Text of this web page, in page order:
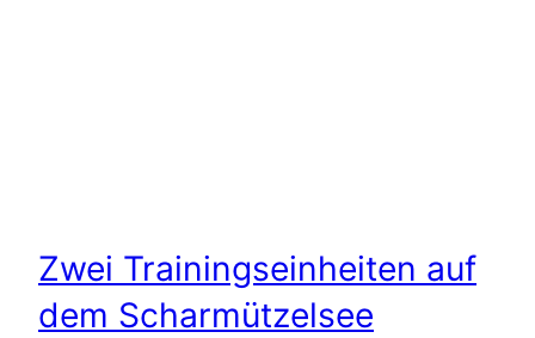
Zwei Trainingseinheiten auf
dem Scharmützelsee